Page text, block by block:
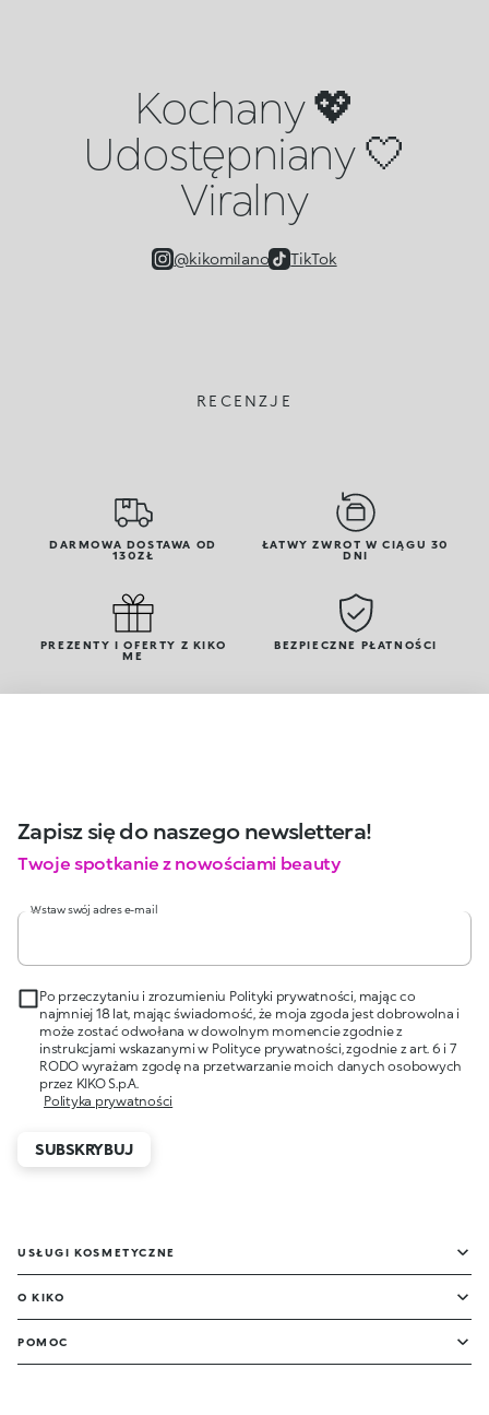
Kochany 💖
Udostępniany 🤍
Viralny
@kikomilano TikTok
RECENZJE
DARMOWA DOSTAWA OD
130ZŁ
ŁATWY ZWROT W CIĄGU 30
DNI
PREZENTY I OFERTY Z KIKO
ME
BEZPIECZNE PŁATNOŚCI
Zapisz się do naszego newslettera!
Twoje spotkanie z nowościami beauty
Wstaw swój adres e-mail
Po przeczytaniu i zrozumieniu Polityki prywatności, mając co
najmniej 18 lat, mając świadomość, że moja zgoda jest dobrowolna i
może zostać odwołana w dowolnym momencie zgodnie z
instrukcjami wskazanymi w Polityce prywatności, zgodnie z art. 6 i 7
RODO wyrażam zgodę na przetwarzanie moich danych osobowych
przez KIKO S.p.A.
Polityka prywatności
SUBSKRYBUJ
USŁUGI KOSMETYCZNE
O KIKO
POMOC